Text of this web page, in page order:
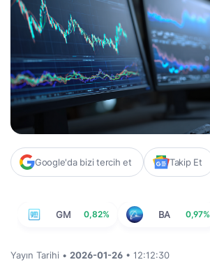
Google'da bizi tercih et Takip Et
GM 0,82% BA 0,97%
Yayın Tarihi • 2026-01-26 • 12:12:30